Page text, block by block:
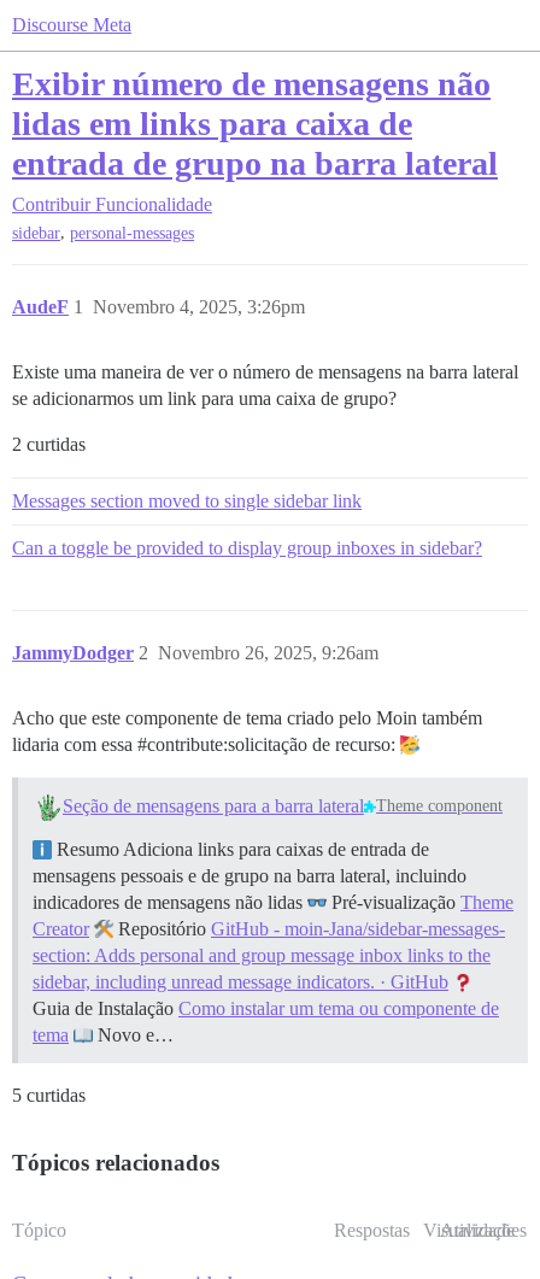
Discourse Meta
Exibir número de mensagens não
lidas em links para caixa de
entrada de grupo na barra lateral
Contribuir Funcionalidade
sidebar, personal-messages
AudeF Novembro 4, 2025, 3:26pm
1
Existe uma maneira de ver o número de mensagens na barra lateral
se adicionarmos um link para uma caixa de grupo?
2 curtidas
Messages section moved to single sidebar link
Can a toggle be provided to display group inboxes in sidebar?
JammyDodger Novembro 26, 2025, 9:26am
2
Acho que este componente de tema criado pelo Moin também
lidaria com essa #contribute:solicitação de recurso:
Seção de mensagens para a barra lateral Theme component
Resumo Adiciona links para caixas de entrada de
mensagens pessoais e de grupo na barra lateral, incluindo
indicadores de mensagens não lidas
Pré-visualização Theme
Creator
Repositório GitHub - moin-Jana/sidebar-messages-
section: Adds personal and group message inbox links to the
sidebar, including unread message indicators. · GitHub
Guia de Instalação Como instalar um tema ou componente de
tema
Novo e…
5 curtidas
Tópicos relacionados
Tópico Respostas Visualizações
Atividade